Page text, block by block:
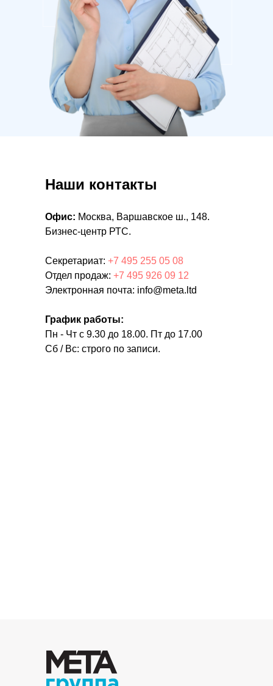
Офис: Москва, Варшавское ш., 148.
Бизнес-центр РТС.
Секретариат: +7 495 255 05 08
Отдел продаж: +7 495 926 09 12
Электронная почта: info@meta.ltd
График работы:
Пн - Чт с 9.30 до 18.00. Пт до 17.00
Сб / Вс: строго по записи.
Наши контакты